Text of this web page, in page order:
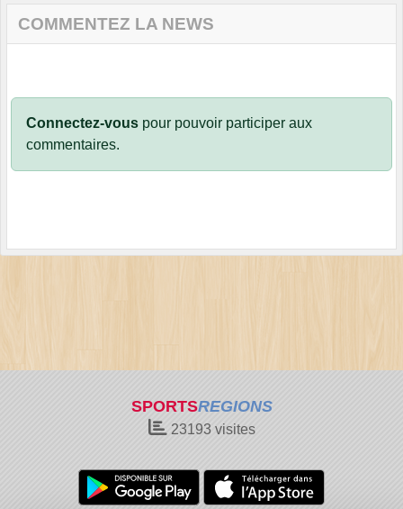
COMMENTEZ LA NEWS
Connectez-vous pour pouvoir participer aux
commentaires.
SPORTSREGIONS
23193visites